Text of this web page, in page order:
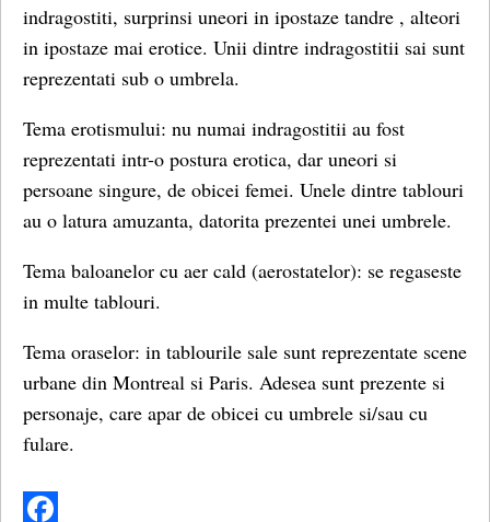
indragostiti, surprinsi uneori in ipostaze tandre , alteori
in ipostaze mai erotice. Unii dintre indragostitii sai sunt
reprezentati sub o umbrela.
Tema erotismului: nu numai indragostitii au fost
reprezentati intr-o postura erotica, dar uneori si
persoane singure, de obicei femei. Unele dintre tablouri
au o latura amuzanta, datorita prezentei unei umbrele.
Tema baloanelor cu aer cald (aerostatelor): se regaseste
in multe tablouri.
Tema oraselor: in tablourile sale sunt reprezentate scene
urbane din Montreal si Paris. Adesea sunt prezente si
personaje, care apar de obicei cu umbrele si/sau cu
fulare.